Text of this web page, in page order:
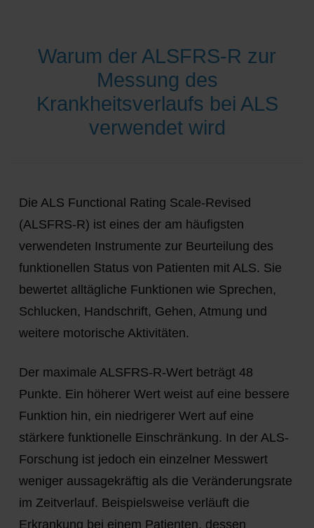
Warum der ALSFRS-R zur
Messung des
Krankheitsverlaufs bei ALS
verwendet wird
Die ALS Functional Rating Scale-Revised
(ALSFRS-R) ist eines der am häufigsten
verwendeten Instrumente zur Beurteilung des
funktionellen Status von Patienten mit ALS. Sie
bewertet alltägliche Funktionen wie Sprechen,
Schlucken, Handschrift, Gehen, Atmung und
weitere motorische Aktivitäten.
Der maximale ALSFRS-R-Wert beträgt 48
Punkte. Ein höherer Wert weist auf eine bessere
Funktion hin, ein niedrigerer Wert auf eine
stärkere funktionelle Einschränkung. In der ALS-
Forschung ist jedoch ein einzelner Messwert
weniger aussagekräftig als die Veränderungsrate
im Zeitverlauf. Beispielsweise verläuft die
Erkrankung bei einem Patienten, dessen